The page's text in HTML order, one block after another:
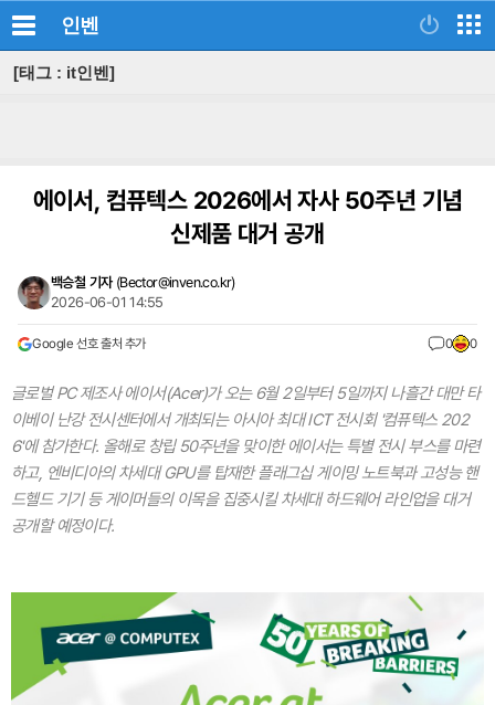
인벤
[태그 : it인벤]
에이서, 컴퓨텍스 2026에서 자사 50주년 기념
신제품 대거 공개
백승철 기자 (Bector@inven.co.kr)
2026-06-01 14:55
Google 선호 출처 추가 0 0
글로벌 PC 제조사 에이서(Acer)가 오는 6월 2일부터 5일까지 나흘간 대만 타
이베이 난강 전시센터에서 개최되는 아시아 최대 ICT 전시회 '컴퓨텍스 202
6'에 참가한다. 올해로 창립 50주년을 맞이한 에이서는 특별 전시 부스를 마련
하고, 엔비디아의 차세대 GPU를 탑재한 플래그십 게이밍 노트북과 고성능 핸
드헬드 기기 등 게이머들의 이목을 집중시킬 차세대 하드웨어 라인업을 대거
공개할 예정이다.